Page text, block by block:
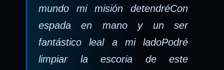
mundo mi misión detendréCon
espada en mano y un ser
fantástico leal a mi ladoPodré
limpiar la escoria de este